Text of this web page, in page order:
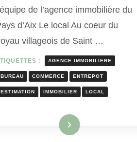
de l’agence immobilière du
d’Aix Le local Au coeur du
villageois de Saint …
: AGENCE IMMOBILIERE
BUREAU COMMERCE ENTREPOT
ESTIMATION IMMOBILIER LOCAL
Lire la suite